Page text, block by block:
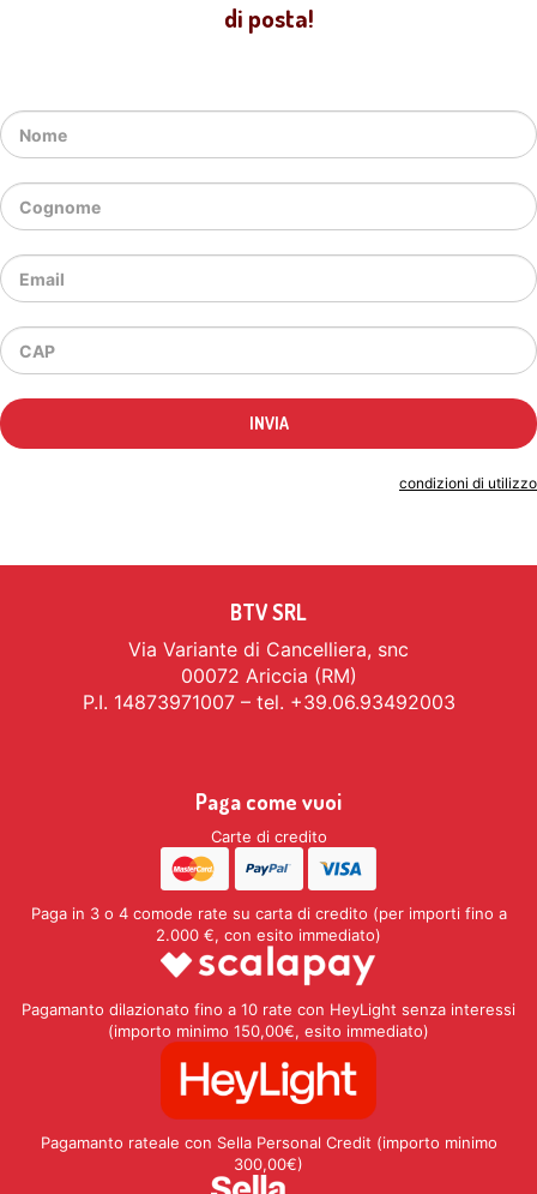
di posta!
condizioni di utilizzo
BTV SRL
Via Variante di Cancelliera, snc
00072 Ariccia (RM)
P.I. 14873971007 – tel. +39.06.93492003
Paga come vuoi
Carte di credito
Paga in 3 o 4 comode rate su carta di credito (per importi fino a
2.000 €, con esito immediato)
Pagamanto dilazionato fino a 10 rate con HeyLight senza interessi
(importo minimo 150,00€, esito immediato)
Pagamanto rateale con Sella Personal Credit (importo minimo
300,00€)